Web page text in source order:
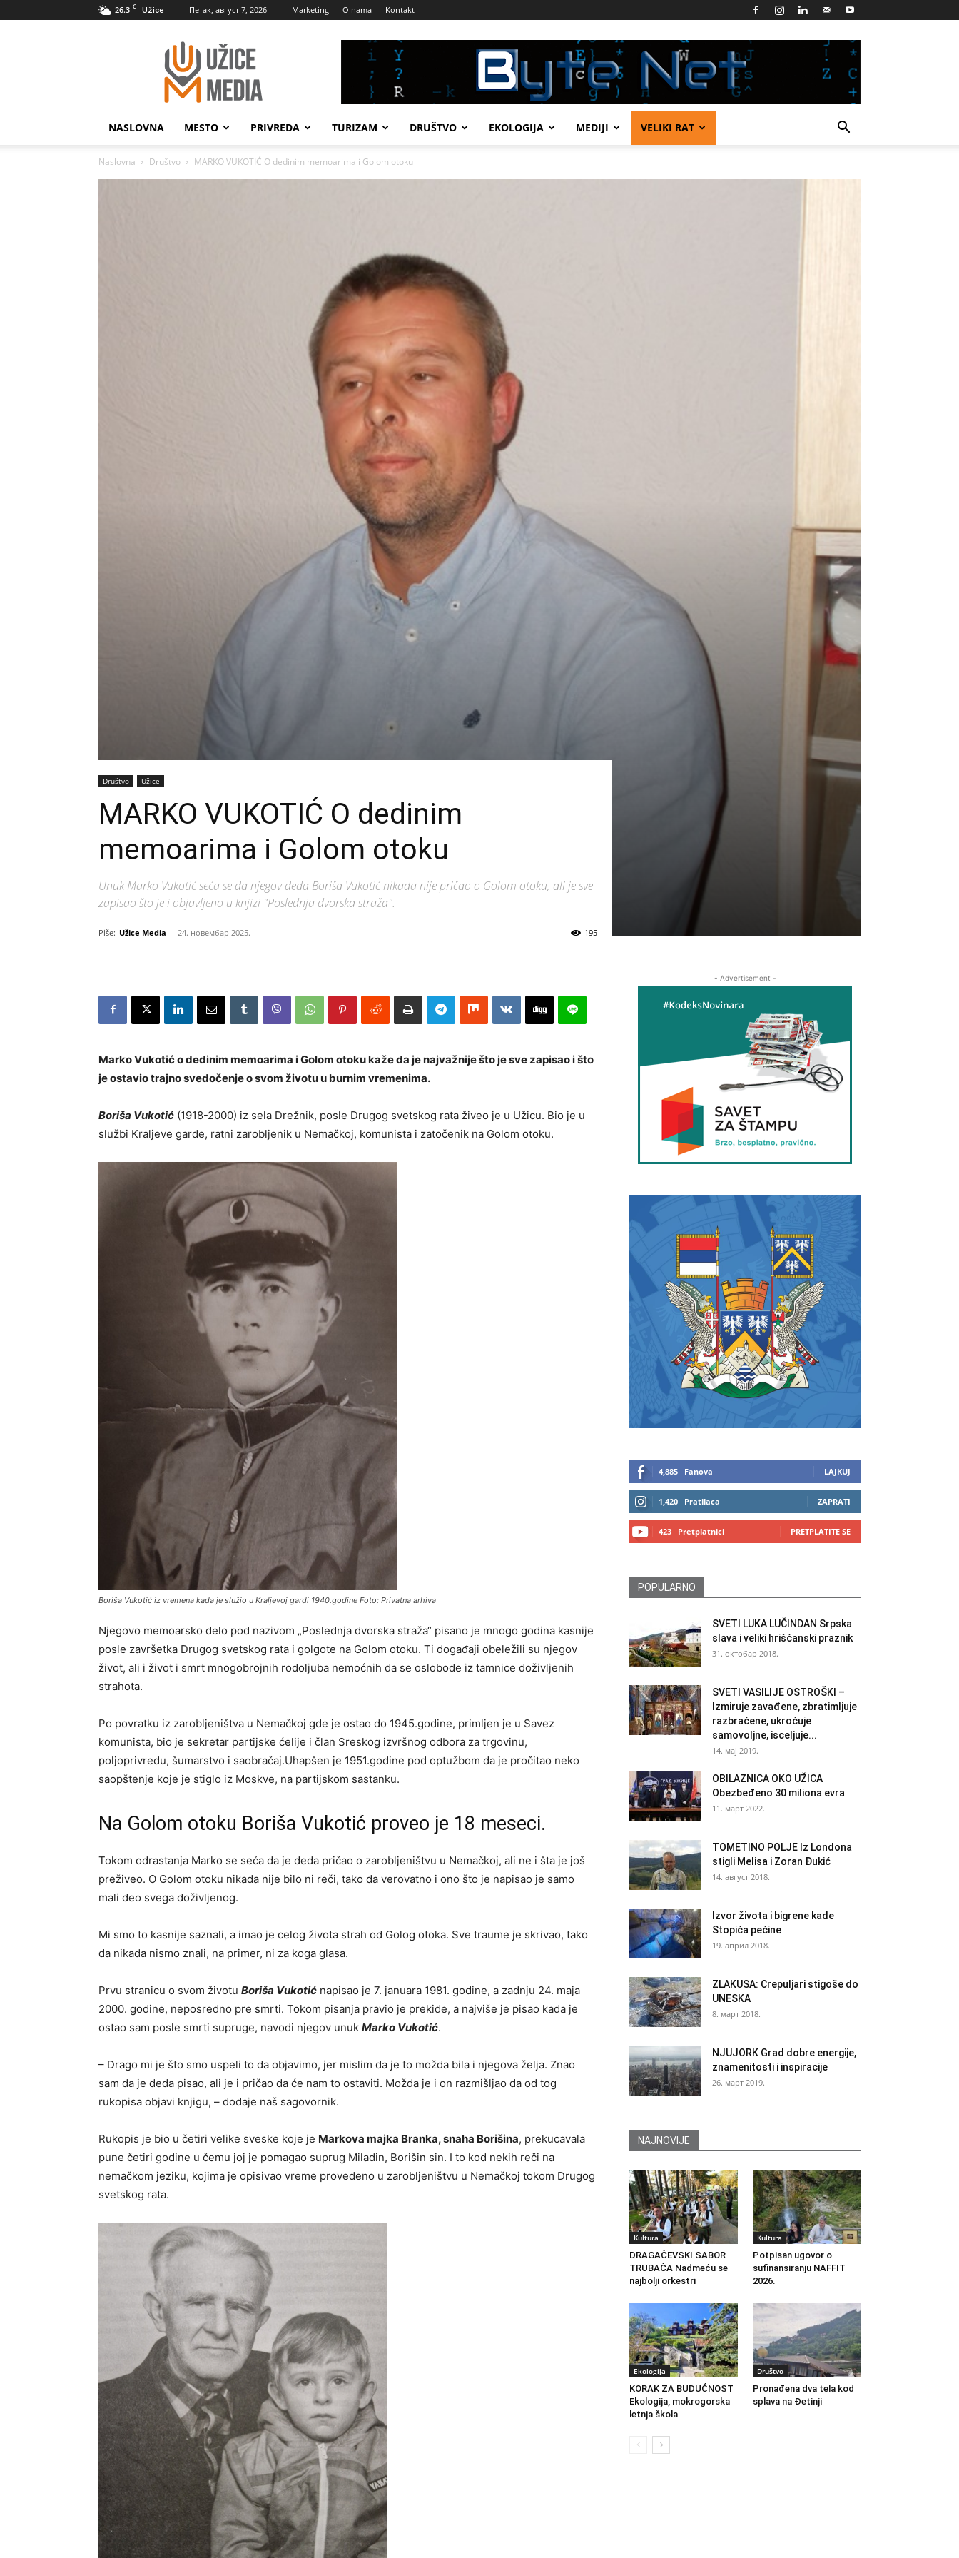
26.3 C Užice Петак, август 7, 2026 Marketing O nama Kontakt
UžiceMedia
NASLOVNA MESTO PRIVREDA TURIZAM DRUŠTVO EKOLOGIJA MEDIJI VELIKI RAT
Naslovna Društvo MARKO VUKOTIĆ O dedinim memoarima i Golom otoku
Društvo Užice
MARKO VUKOTIĆ O dedinim
memoarima i Golom otoku
Unuk Marko Vukotić seća se da njegov deda Boriša Vukotić nikada nije pričao o Golom otoku, ali je sve
zapisao što je i objavljeno u knjizi "Poslednja dvorska straža".
Piše: Užice Media - 24. новембар 2025. 195
Marko Vukotić o dedinim memoarima i Golom otoku kaže da je najvažnije što je sve zapisao i što
je ostavio trajno svedočenje o svom životu u burnim vremenima.
Boriša Vukotić (1918-2000) iz sela Drežnik, posle Drugog svetskog rata živeo je u Užicu. Bio je u
službi Kraljeve garde, ratni zarobljenik u Nemačkoj, komunista i zatočenik na Golom otoku.
Boriša Vukotić iz vremena kada je služio u Kraljevoj gardi 1940.godine Foto: Privatna arhiva
Njegovo memoarsko delo pod nazivom „Poslednja dvorska straža“ pisano je mnogo godina kasnije
posle završetka Drugog svetskog rata i golgote na Golom otoku. Ti događaji obeležili su njegov
život, ali i život i smrt mnogobrojnih rodoljuba nemoćnih da se oslobode iz tamnice doživljenih
strahota.
Po povratku iz zarobljeništva u Nemačkoj gde je ostao do 1945.godine, primljen je u Savez
komunista, bio je sekretar partijske ćelije i član Sreskog izvršnog odbora za trgovinu,
poljoprivredu, šumarstvo i saobračaj.Uhapšen je 1951.godine pod optužbom da je pročitao neko
saopštenje koje je stiglo iz Moskve, na partijskom sastanku.
Na Golom otoku Boriša Vukotić proveo je 18 meseci.
Tokom odrastanja Marko se seća da je deda pričao o zarobljeništvu u Nemačkoj, ali ne i šta je još
preživeo. O Golom otoku nikada nije bilo ni reči, tako da verovatno i ono što je napisao je samo
mali deo svega doživljenog.
Mi smo to kasnije saznali, a imao je celog života strah od Golog otoka. Sve traume je skrivao, tako
da nikada nismo znali, na primer, ni za koga glasa.
Prvu stranicu o svom životu Boriša Vukotić napisao je 7. januara 1981. godine, a zadnju 24. maja
2000. godine, neposredno pre smrti. Tokom pisanja pravio je prekide, a najviše je pisao kada je
ostao sam posle smrti supruge, navodi njegov unuk Marko Vukotić.
– Drago mi je što smo uspeli to da objavimo, jer mislim da je to možda bila i njegova želja. Znao
sam da je deda pisao, ali je i pričao da će nam to ostaviti. Možda je i on razmišljao da od tog
rukopisa objavi knjigu, – dodaje naš sagovornik.
Rukopis je bio u četiri velike sveske koje je Markova majka Branka, snaha Borišina, prekucavala
pune četiri godine u čemu joj je pomagao suprug Miladin, Borišin sin. I to kod nekih reči na
nemačkom jeziku, kojima je opisivao vreme provedeno u zarobljeništvu u Nemačkoj tokom Drugog
svetskog rata.
- Advertisement -
4,885 Fanova LAJKUJ
1,420 Pratilaca ZAPRATI
423 Pretplatnici PRETPLATITE SE
POPULARNO
SVETI LUKA LUČINDAN Srpska
slava i veliki hrišćanski praznik
31. октобар 2018.
SVETI VASILIJE OSTROŠKI –
Izmiruje zavađene, zbratimljuje
razbraćene, ukroćuje
samovoljne, isceljuje...
14. мај 2019.
OBILAZNICA OKO UŽICA
Obezbeđeno 30 miliona evra
11. март 2022.
TOMETINO POLJE Iz Londona
stigli Melisa i Zoran Đukić
14. август 2018.
Izvor života i bigrene kade
Stopića pećine
19. април 2018.
ZLAKUSA: Crepuljari stigoše do
UNESKA
8. март 2018.
NJUJORK Grad dobre energije,
znamenitosti i inspiracije
26. март 2019.
NAJNOVIJE
Kultura
DRAGAČEVSKI SABOR
TRUBAČA Nadmeću se
najbolji orkestri
Kultura
Potpisan ugovor o
sufinansiranju NAFFIT
2026.
Ekologija
KORAK ZA BUDUĆNOST
Ekologija, mokrogorska
letnja škola
Društvo
Pronađena dva tela kod
splava na Đetinji